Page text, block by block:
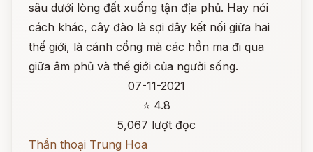
sâu dưới lòng đất xuống tận địa phủ. Hay nói
cách khác, cây đào là sợi dây kết nối giữa hai
thế giới, là cánh cổng mà các hồn ma đi qua
giữa âm phủ và thế giới của người sống.
07-11-2021
⭐ 4.8
5,067 lượt đọc
Thần thoại Trung Hoa